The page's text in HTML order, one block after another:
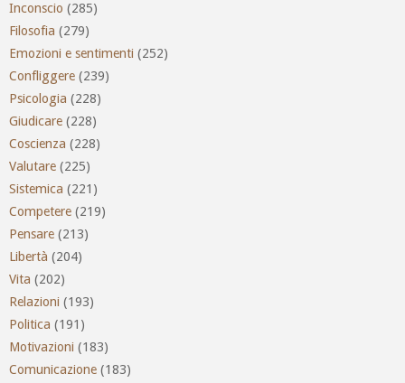
Inconscio (285)
Filosofia (279)
Emozioni e sentimenti (252)
Confliggere (239)
Psicologia (228)
Giudicare (228)
Coscienza (228)
Valutare (225)
Sistemica (221)
Competere (219)
Pensare (213)
Libertà (204)
Vita (202)
Relazioni (193)
Politica (191)
Motivazioni (183)
Comunicazione (183)